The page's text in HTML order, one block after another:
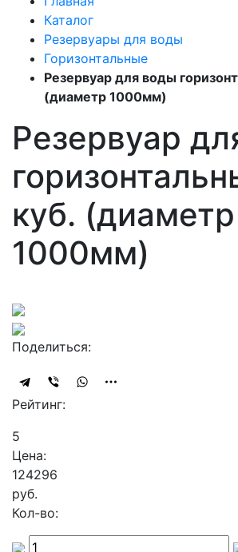
Каталог
Резервуары для воды
Горизонтальные
Резервуар для воды
(диаметр 1000мм)
Резервуар
куб. (диаметр
1000мм)
Поделиться:
Рейтинг:
5
Цена:
124296
руб.
Кол-во: